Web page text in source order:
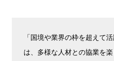
「国境や業界の枠を超えて
は、多様な人材との協業を